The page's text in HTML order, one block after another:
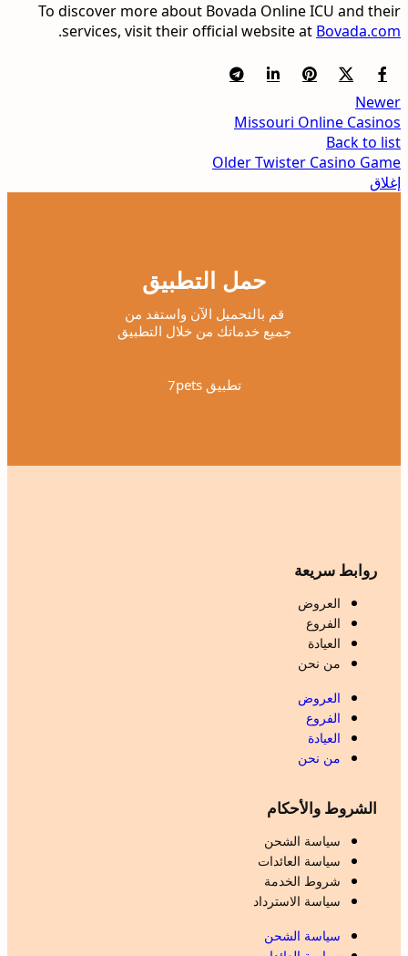
To discover more about Bovada Online ICU and their
services, visit their official website at Bovada.com
.
Newer
Missouri Online Casinos
Back to list
OlderTwister Casino Game
إغلاق
حمل التطبيق
قم بالتحميل الآن واستفد من
جميع خدماتك من خلال التطبيق
تطبيق 7pets
روابط سريعة
العروض
الفروع
العيادة
من نحن
العروض
الفروع
العيادة
من نحن
الشروط والأحكام
سياسة الشحن
سياسة العائدات
شروط الخدمة
سياسة الاسترداد
سياسة الشحن